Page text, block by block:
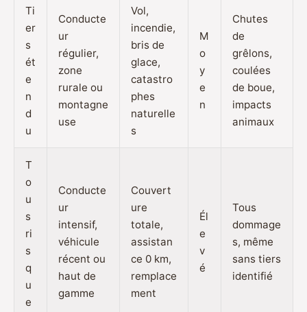
Ti
er
s
ét
e
n
d
u
Conducte
ur
régulier,
zone
rurale ou
montagne
use
Vol,
incendie,
bris de
glace,
catastro
phes
naturelle
s
M
o
y
e
n
Chutes
de
grêlons,
coulées
de boue,
impacts
animaux
T
o
u
s
ri
s
q
u
e
Conducte
ur
intensif,
véhicule
récent ou
haut de
gamme
Couvert
ure
totale,
assistan
ce 0 km,
remplace
ment
Él
e
v
é
Tous
dommage
s, même
sans tiers
identifié